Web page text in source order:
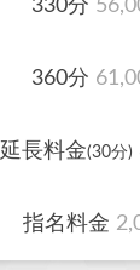
330分
360分
延長料金(30分)
指名料金